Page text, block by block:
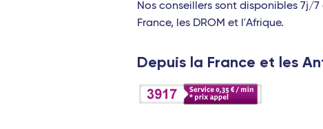
Nos conseillers sont disponibles 7j/7
France, les DROM et l'Afrique.
Depuis la France et les